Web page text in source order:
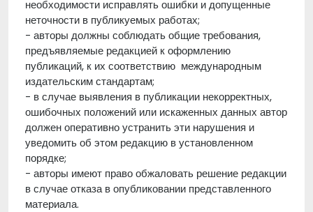
необходимости исправлять ошибки и допущенные
неточности в публикуемых работах;
- авторы должны соблюдать общие требования,
предъявляемые редакцией к оформлению
публикаций, к их соответствию международным
издательским стандартам;
- в случае выявления в публикации некорректных,
ошибочных положений или искаженных данных автор
должен оперативно устранить эти нарушения и
уведомить об этом редакцию в установленном
порядке;
- авторы имеют право обжаловать решение редакции
в случае отказа в опубликовании представленного
материала.